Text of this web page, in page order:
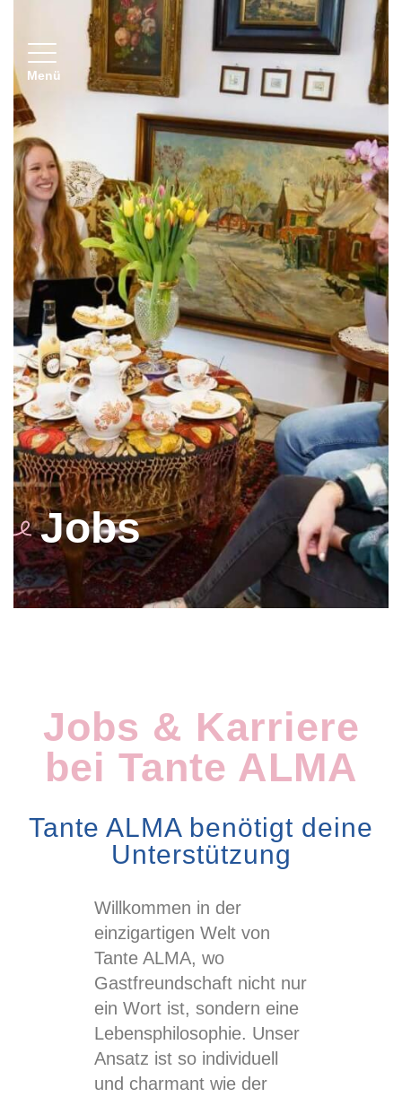
Toggle navigation
Menü
Jobs
Jobs & Karriere
bei Tante ALMA
Tante ALMA benötigt deine
Unterstützung
Willkommen in der
einzigartigen Welt von
Tante ALMA, wo
Gastfreundschaft nicht nur
ein Wort ist, sondern eine
Lebensphilosophie. Unser
Ansatz ist so individuell
und charmant wie der